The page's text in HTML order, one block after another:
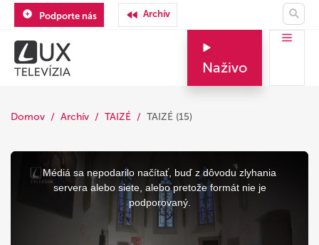
Podporte nás Archív
Naživo
Domov Archív TAIZÉ TAIZÉ (15)
This
window.
Médiá sa nepodarilo načítať, buď z dôvodu zlyhania
servera alebo siete, alebo pretože formát nie je
podporovaný.